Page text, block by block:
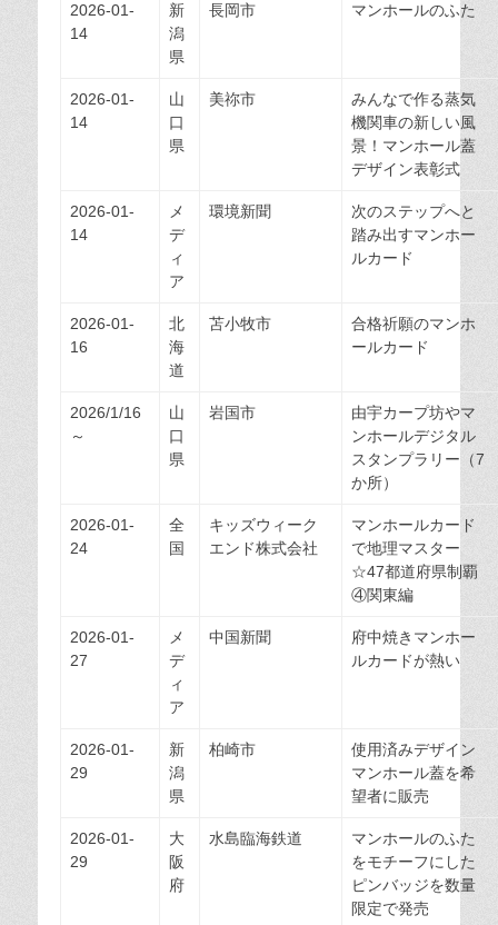
2026-01-
14
新
潟
県
長岡市 マンホールのふた
2026-01-
14
山
口
県
美祢市
みんなで作る蒸気
機関車の新しい風
景！マンホール蓋
デザイン表彰式
2026-01-
14
メ
デ
ィ
ア
環境新聞
次のステップへと
踏み出すマンホー
ルカード
2026-01-
16
北
海
道
苫小牧市
合格祈願のマンホ
ールカード
2026/1/16
～
山
口
県
岩国市
由宇カープ坊やマ
ンホールデジタル
スタンプラリー（7
か所）
2026-01-
24
全
国
キッズウィーク
エンド株式会社
マンホールカード
で地理マスター
☆47都道府県制覇
④関東編
2026-01-
27
メ
デ
ィ
ア
中国新聞
府中焼きマンホー
ルカードが熱い
2026-01-
29
新
潟
県
柏崎市
使用済みデザイン
マンホール蓋を希
望者に販売
2026-01-
29
大
阪
府
水島臨海鉄道
マンホールのふた
をモチーフにした
ピンバッジを数量
限定で発売